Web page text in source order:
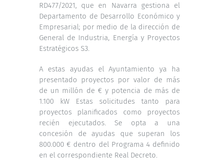
RD477/2021, que en Navarra gestiona el
Departamento de Desarrollo Económico y
Empresarial; por medio de la dirección de
General de Industria, Energía y Proyectos
Estratégicos S3.
A estas ayudas el Ayuntamiento ya ha
presentado proyectos por valor de más
de un millón de € y potencia de más de
1.100 kW Estas solicitudes tanto para
proyectos planificados como proyectos
recién ejecutados. Se opta a una
concesión de ayudas que superan los
800.000 € dentro del Programa 4 definido
en el correspondiente Real Decreto.